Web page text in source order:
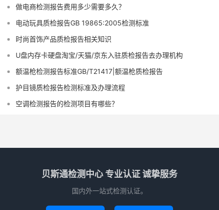
做电商检测报告费用多少需要多久？
电动玩具质检报告GB 19865:2005检测标准
时尚首饰产品质检报告相关知识
U盘内存卡硬盘淘宝/天猫/京东入驻质检报告去办理机构
额温枪检测报告标准GB/T21417|额温枪质检报告
护目镜质检报告检测标准及办理流程
空调检测报告的检测项目有哪些？
贝斯通检测中心 专业认证 诚挚服务
国内外一站式检测认证。